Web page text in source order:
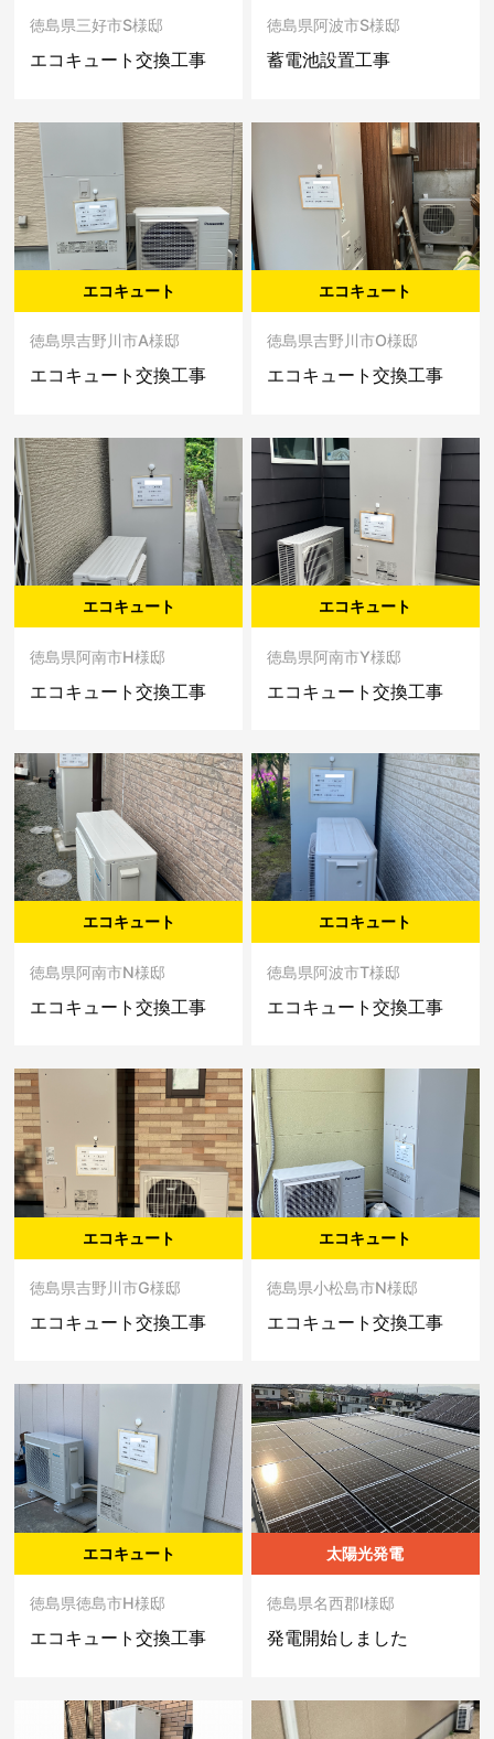
徳島県三好市S様邸
エコキュート交換工事
徳島県阿波市S様邸
蓄電池設置工事
エコキュート
徳島県吉野川市A様邸
エコキュート交換工事
エコキュート
徳島県吉野川市O様邸
エコキュート交換工事
エコキュート
徳島県阿南市H様邸
エコキュート交換工事
エコキュート
徳島県阿南市Y様邸
エコキュート交換工事
エコキュート
徳島県阿南市N様邸
エコキュート交換工事
エコキュート
徳島県阿波市T様邸
エコキュート交換工事
エコキュート
徳島県吉野川市G様邸
エコキュート交換工事
エコキュート
徳島県小松島市N様邸
エコキュート交換工事
エコキュート
徳島県徳島市H様邸
エコキュート交換工事
太陽光発電
徳島県名西郡I様邸
発電開始しました